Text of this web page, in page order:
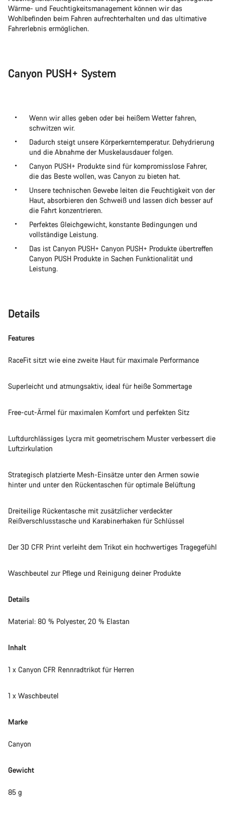
Wärme- und Feuchtigkeitsmanagement können wir das
Wohlbefinden beim Fahren aufrechterhalten und das ultimative
Fahrerlebnis ermöglichen.
Canyon PUSH+ System
Wenn wir alles geben oder bei heißem Wetter fahren,
schwitzen wir.
Dadurch steigt unsere Körperkerntemperatur. Dehydrierung
und die Abnahme der Muskelausdauer folgen.
Canyon PUSH+ Produkte sind für kompromisslose Fahrer,
die das Beste wollen, was Canyon zu bieten hat.
Unsere technischen Gewebe leiten die Feuchtigkeit von der
Haut, absorbieren den Schweiß und lassen dich besser auf
die Fahrt konzentrieren.
Perfektes Gleichgewicht, konstante Bedingungen und
vollständige Leistung.
Das ist Canyon PUSH+ Canyon PUSH+ Produkte übertreffen
Canyon PUSH Produkte in Sachen Funktionalität und
Leistung.
Details
Features
RaceFit sitzt wie eine zweite Haut für maximale Performance
Superleicht und atmungsaktiv, ideal für heiße Sommertage
Free-cut-Ärmel für maximalen Komfort und perfekten Sitz
Luftdurchlässiges Lycra mit geometrischem Muster verbessert die
Luftzirkulation
Strategisch platzierte Mesh-Einsätze unter den Armen sowie
hinter und unter den Rückentaschen für optimale Belüftung
Dreiteilige Rückentasche mit zusätzlicher verdeckter
Reißverschlusstasche und Karabinerhaken für Schlüssel
Der 3D CFR Print verleiht dem Trikot ein hochwertiges Tragegefühl
Waschbeutel zur Pflege und Reinigung deiner Produkte
Details
Material: 80 % Polyester, 20 % Elastan
Inhalt
1 x Canyon CFR Rennradtrikot für Herren
1 x Waschbeutel
Marke
Canyon
Gewicht
85 g